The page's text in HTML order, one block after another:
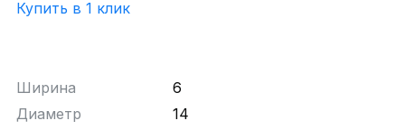
Купить в 1 клик
Ширина
6
Диаметр
14